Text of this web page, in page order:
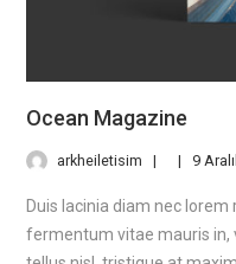
Ocean Magazine
arkheiletisim 9
Duis lacinia diam nec
fermentum vitae mauris in,